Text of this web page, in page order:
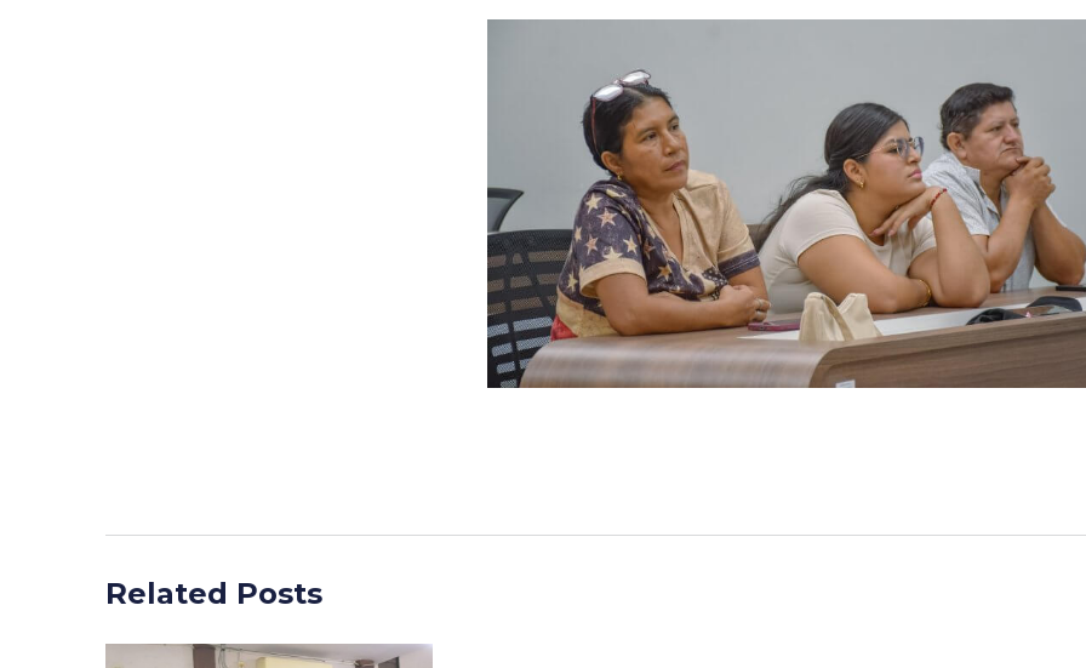
Related Posts